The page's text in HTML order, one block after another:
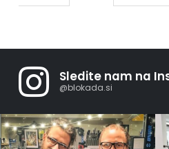
Sledite nam na
@blokada.si